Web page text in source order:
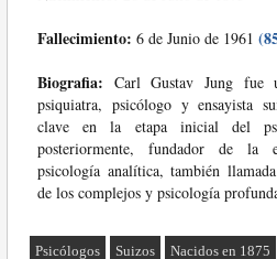
Fallecimiento: 6 de Junio de 1961
Biografia: Carl Gustav Jung fue
psiquiatra, psicólogo y ensayista
clave en la etapa inicial del
posteriormente, fundador de la
psicología analítica, también
de los complejos y psicología
Psicólogos Suizos Nacidos en 1875